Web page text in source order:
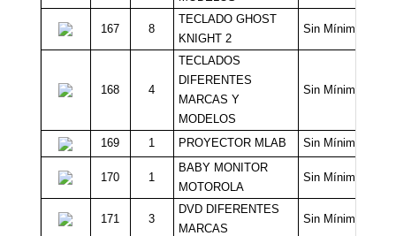
167 8
TECLADO GHOST
KNIGHT 2
Sin Mínimo
168 4
TECLADOS
DIFERENTES
MARCAS Y
MODELOS
Sin Mínimo
169 1 PROYECTOR MLAB Sin Mínimo
170 1
BABY MONITOR
MOTOROLA
Sin Mínimo
171 3
DVD DIFERENTES
MARCAS
Sin Mínimo